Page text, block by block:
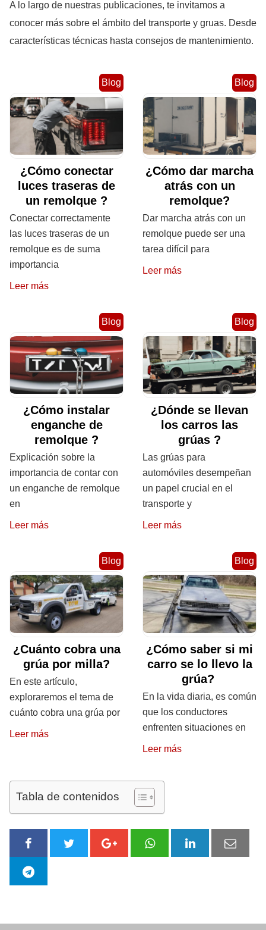
A lo largo de nuestras publicaciones, te invitamos a
conocer más sobre el ámbito del transporte y gruas. Desde
características técnicas hasta consejos de mantenimiento.
Blog
¿Cómo conectar
luces traseras de
un remolque ?
Conectar correctamente
las luces traseras de un
remolque es de suma
importancia
Leer más
Blog
¿Cómo dar marcha
atrás con un
remolque?
Dar marcha atrás con un
remolque puede ser una
tarea difícil para
Leer más
Blog
¿Cómo instalar
enganche de
remolque ?
Explicación sobre la
importancia de contar con
un enganche de remolque
en
Leer más
Blog
¿Dónde se llevan
los carros las
grúas ?
Las grúas para
automóviles desempeñan
un papel crucial en el
transporte y
Leer más
Blog
¿Cuánto cobra una
grúa por milla?
En este artículo,
exploraremos el tema de
cuánto cobra una grúa por
Leer más
Blog
¿Cómo saber si mi
carro se lo llevo la
grúa?
En la vida diaria, es común
que los conductores
enfrenten situaciones en
Leer más
Tabla de contenidos